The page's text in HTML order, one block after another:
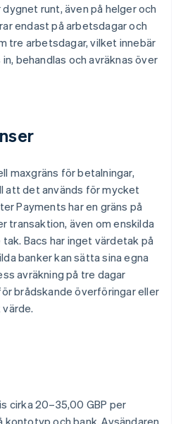
runt, även på helger och
endast på arbetsdagar och
tre arbetsdagar, vilket innebär
behandlas och avräknas över
maxgräns för betalningar,
att det används för mycket
Payments har en gräns på
transaktion, även om enskilda
Bacs har inget värdetak på
banker kan sätta sina egna
avräkning på tre dagar
brådskande överföringar eller
cirka 20–35,00 GBP per